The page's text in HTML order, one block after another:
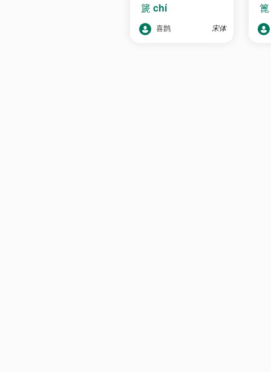
篪 chí
喜鹊 宋体
篦